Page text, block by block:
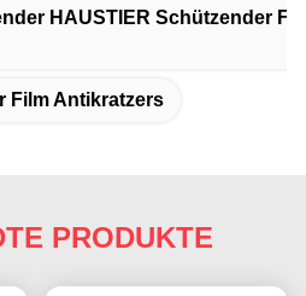
HAUSTIER Schützender
Film Antikratzers
PRODUKTE